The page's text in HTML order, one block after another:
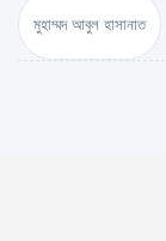
মুহাম্মদ আবুল হাসানাত